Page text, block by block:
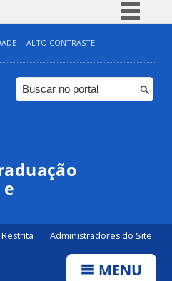
Simplifique!
Comunica BR
Participe
ALTO CONTRASTE
Administradores do Site
MENU